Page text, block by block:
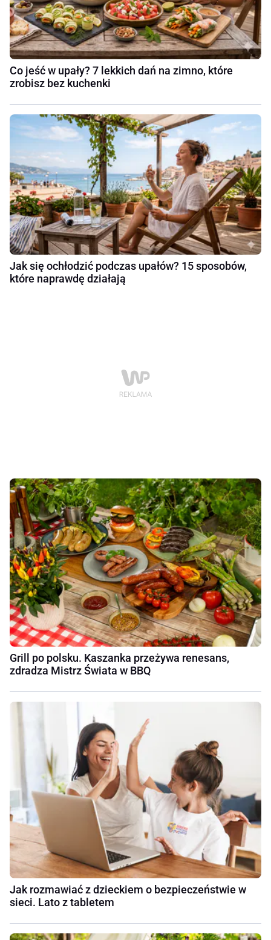
Co jeść w upały? 7 lekkich dań na zimno, które
zrobisz bez kuchenki
Jak się ochłodzić podczas upałów? 15 sposobów,
które naprawdę działają
Grill po polsku. Kaszanka przeżywa renesans,
zdradza Mistrz Świata w BBQ
Jak rozmawiać z dzieckiem o bezpieczeństwie w
sieci. Lato z tabletem